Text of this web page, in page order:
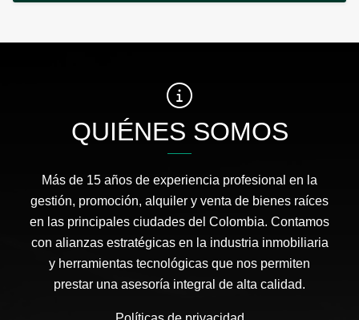
QUIÉNES SOMOS
Más de 15 años de experiencia profesional en la
gestión, promoción, alquiler y venta de bienes raíces
en las principales ciudades del Colombia. Contamos
con alianzas estratégicas en la industria inmobiliaria
y herramientas tecnológicas que nos permiten
prestar una asesoría integral de alta calidad.